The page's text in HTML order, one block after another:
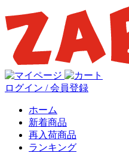
ログイン / 会員登録
ホーム
新着商品
再入荷商品
ランキング